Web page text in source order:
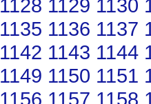
1128 1129 1130
1135 1136 1137
1142 1143 1144
1149 1150 1151
1156 1157 1158